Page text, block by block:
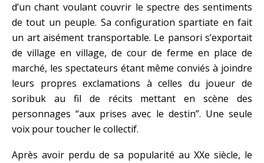
d’un chant voulant couvrir le spectre des sentiments
de tout un peuple. Sa configuration spartiate en fait
un art aisément transportable. Le pansori s’exportait
de village en village, de cour de ferme en place de
marché, les spectateurs étant même conviés à joindre
leurs propres exclamations à celles du joueur de
soribuk au fil de récits mettant en scène des
personnages “aux prises avec le destin”. Une seule
voix pour toucher le collectif.
Après avoir perdu de sa popularité au XXe siècle, le